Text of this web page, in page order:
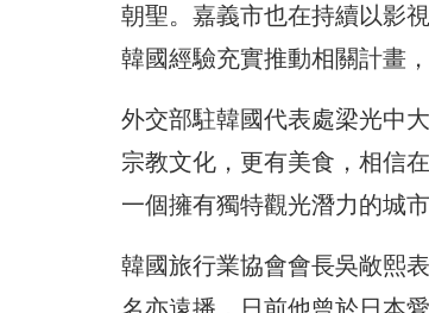
朝聖。嘉義市也在持續以影
韓國經驗充實推動相關計畫
外交部駐韓國代表處梁光中
宗教文化，更有美食，相信
一個擁有獨特觀光潛力的城市
韓國旅行業協會會長吳敞熙
名亦遠播，日前他曾於日本